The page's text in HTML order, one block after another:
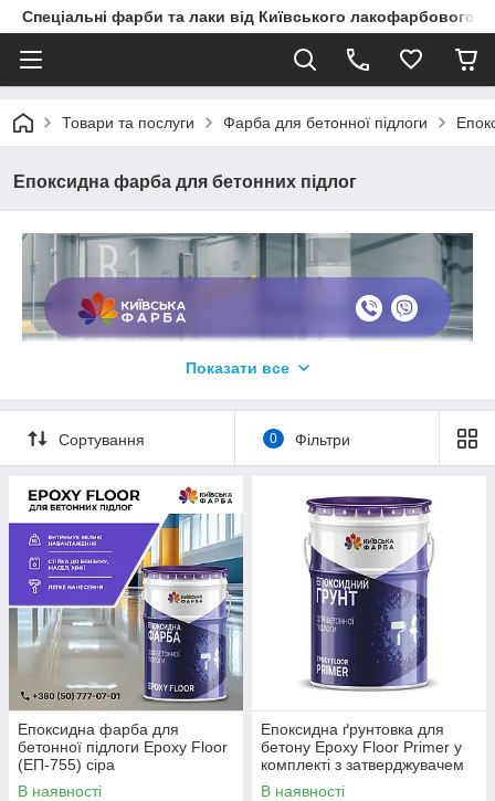
Спеціальні фарби та лаки від Київського
Товари та послуги Фарба для бетонної підлоги
Епоксидна фарба для бетонних підлог
Полімерна фарба на епоксидній основі
використовується для створення захисно-
декоративного шару бетонних підлог, яка здатна
витримати наїзди навантажувальної техніки, а
також вплив кислот, лугів і ПММ. Мають гарний
декоративний вигляд і є УФ-стійкими, тому не
жовтіє з часом.
Епоксидний ҐРУНТ
Епоксидна ФАРБА
Показати все
Сортування 0 Фільтри
Епоксидна фарба для
бетонної підлоги Epoxy Floor
(ЕП-755) сіра
В наявності
Епоксидна ґрунтовка для
бетону Epoxy Floor Primer у
комплекті з затверджувачем
В наявності